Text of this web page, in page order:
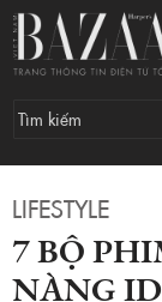
LIFESTYLE
7 BỘ
NÀNG
7 bộ phim